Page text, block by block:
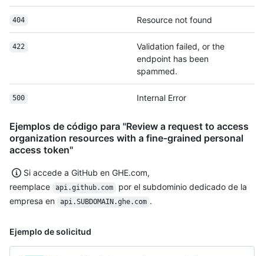
404 Resource not found
422
Validation failed, or the
endpoint has been
spammed.
500 Internal Error
Ejemplos de código para "Review a request to access
organization resources with a fine-grained personal
access token"
Si accede a GitHub en GHE.com,
reemplace
api.github.com
por el subdominio dedicado de la
empresa en
api.SUBDOMAIN.ghe.com .
Ejemplo de solicitud